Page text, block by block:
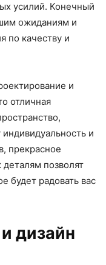
усилий. Конечный
ожиданиям и
по качеству и
и
отличная
и
прекрасное
позволят
будет радовать вас
дизайн